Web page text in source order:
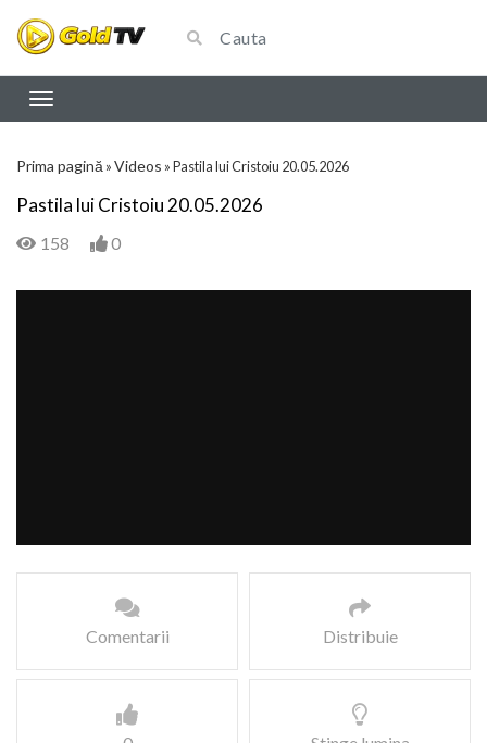
Prima pagină »Videos »Pastila lui Cristoiu 20.05.2026
Pastila lui Cristoiu 20.05.2026
158 0
Comentarii Distribuie